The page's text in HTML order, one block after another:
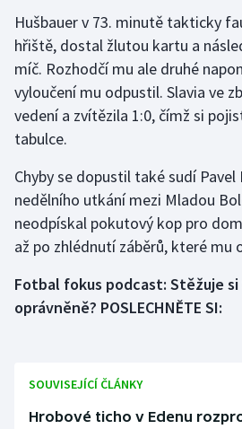
Florbal
Futsal
Golf
Gymnastika
Házená
Jezdectví
Krasobruslení
Hušbauer v 73. minutě takticky
hřiště, dostal žlutou kartu a
míč. Rozhodčí mu ale druhé
vyloučení mu odpustil. Slavia ve
vedení a zvítězila 1:0, čímž si
tabulce.
Chyby se dopustil také sudí Pavel
nedělního utkání mezi Mladou
neodpískal pokutový kop pro
až po zhlédnutí záběrů, které mu
Fotbal fokus podcast: Stěžuje si
oprávněně? POSLECHNĚTE SI:
SOUVISEJÍCÍ ČLÁNKY
Hrobové ticho v Edenu